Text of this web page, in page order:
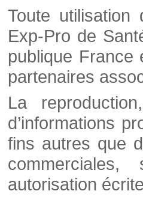
Toute
Exp-Pro de
publique
partenaires
La
d’informations
fins autres que
autorisation